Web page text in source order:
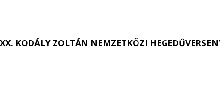
XX. KODÁLY ZOLTÁN NEMZETKÖZI